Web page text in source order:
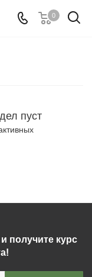
0
пуст
получите курс